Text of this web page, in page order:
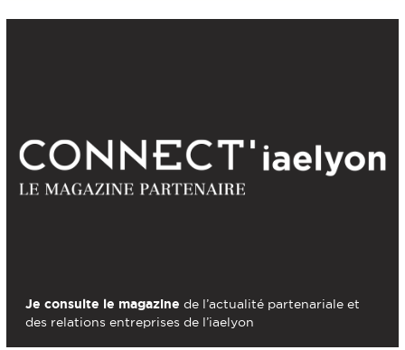
Je consulte le magazine de l’actualité partenariale et
des relations entreprises de l’iaelyon